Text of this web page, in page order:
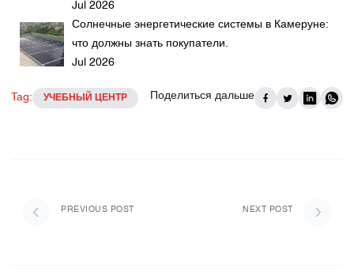
Jul 2026
Солнечные энергетические системы в Камеруне:
что должны знать покупатели.
Jul 2026
Tag: УЧЕБНЫЙ ЦЕНТР Поделиться дальше
PREVIOUS POST NEXT POST